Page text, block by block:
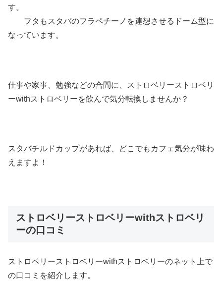
す。
フタもスタバのフラペチーノを連想させるドーム型に
なっています。
仕事や家事、勉強などの合間に、ストロベリーストロベリ
ーwithストロベリーを飲んで気分転換しませんか？
スタバチルドカップがあれば、どこでもカフェ気分が味わ
えますよ！
ストロベリーストロベリーwithストロベリ
ーの口コミ
ストロベリーストロベリーwithストロベリーのネット上で
の口コミを紹介します。